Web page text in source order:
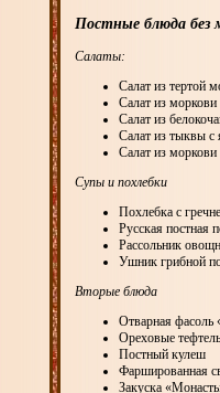
Постные блюда без
Салаты:
Салат из тертой
Салат из
Салат из
Салат из тыквы с
Салат из моркови
Супы и похлебки
Похлебка с
Русская постная
Рассольник
Ушник грибной
Вторые блюда
Отварная фасоль
Ореховые
Постный кулеш
Фаршированная
Закуска